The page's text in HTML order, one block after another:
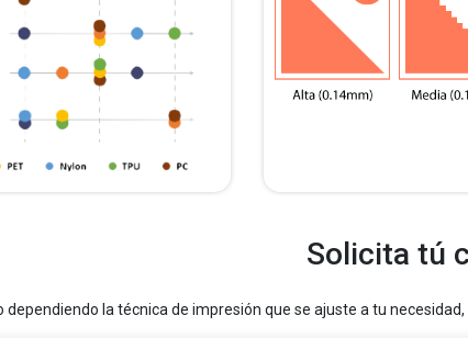
Solicita tú
dependiendo la técnica de impresión que se ajuste a tu